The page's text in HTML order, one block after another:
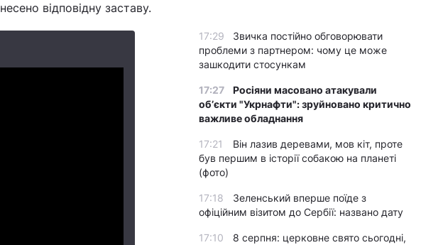
відповідну заставу.
17:29
Звичка постійно обговорювати
проблеми з партнером: чому це може
зашкодити стосункам
17:27
Росіяни масовано атакували
обʼєкти "Укрнафти": зруйновано критично
важливе обладнання
17:21
Він лазив деревами, мов кіт, проте
був першим в історії собакою на планеті
(фото)
17:18
Зеленський вперше поїде з
офіційним візитом до Сербії: названо дату
17:10
8 серпня: церковне свято сьогодні,